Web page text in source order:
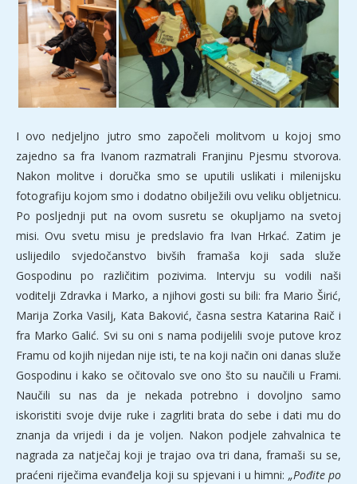
I ovo nedjeljno jutro smo započeli molitvom u kojoj smo
zajedno sa fra Ivanom razmatrali Franjinu Pjesmu stvorova.
Nakon molitve i doručka smo se uputili uslikati i milenijsku
fotografiju kojom smo i dodatno obilježili ovu veliku obljetnicu.
Po posljednji put na ovom susretu se okupljamo na svetoj
misi. Ovu svetu misu je predslavio fra Ivan Hrkać. Zatim je
uslijedilo svjedočanstvo bivših framaša koji sada služe
Gospodinu po različitim pozivima. Intervju su vodili naši
voditelji Zdravka i Marko, a njihovi gosti su bili: fra Mario Širić,
Marija Zorka Vasilj, Kata Baković, časna sestra Katarina Raič i
fra Marko Galić. Svi su oni s nama podijelili svoje putove kroz
Framu od kojih nijedan nije isti, te na koji način oni danas služe
Gospodinu i kako se očitovalo sve ono što su naučili u Frami.
Naučili su nas da je nekada potrebno i dovoljno samo
iskoristiti svoje dvije ruke i zagrliti brata do sebe i dati mu do
znanja da vrijedi i da je voljen. Nakon podjele zahvalnica te
nagrada za natječaj koji je trajao ova tri dana, framaši su se,
praćeni riječima evanđelja koji su spjevani i u himni: „Pođite po